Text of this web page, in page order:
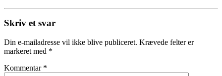
Skriv et svar
Din e-mailadresse vil ikke blive publiceret. Krævede felter er
markeret med *
Kommentar *